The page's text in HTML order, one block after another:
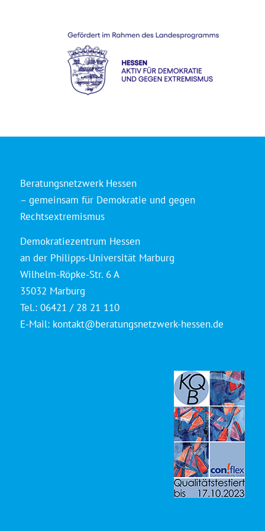
Beratungsnetzwerk Hessen
– gemeinsam für Demokratie und gegen
Rechtsextremismus
Demokratiezentrum Hessen
an der Philipps-Universität Marburg
Wilhelm-Röpke-Str. 6 A
35032 Marburg
Tel.: 06421 / 28 21 110
E-Mail: kontakt@beratungsnetzwerk-hessen.de